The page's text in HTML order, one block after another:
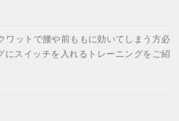
ワットで腰や前ももに効いてしまう方必
にスイッチを入れるトレーニングをご紹